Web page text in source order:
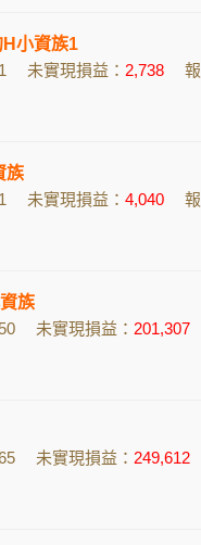
小資族1
未實現損益： 2,738
族
未實現損益： 4,040
族
未實現損益： 201,307
未實現損益： 249,612